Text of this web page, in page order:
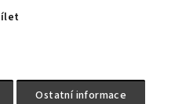
Ostatní informace